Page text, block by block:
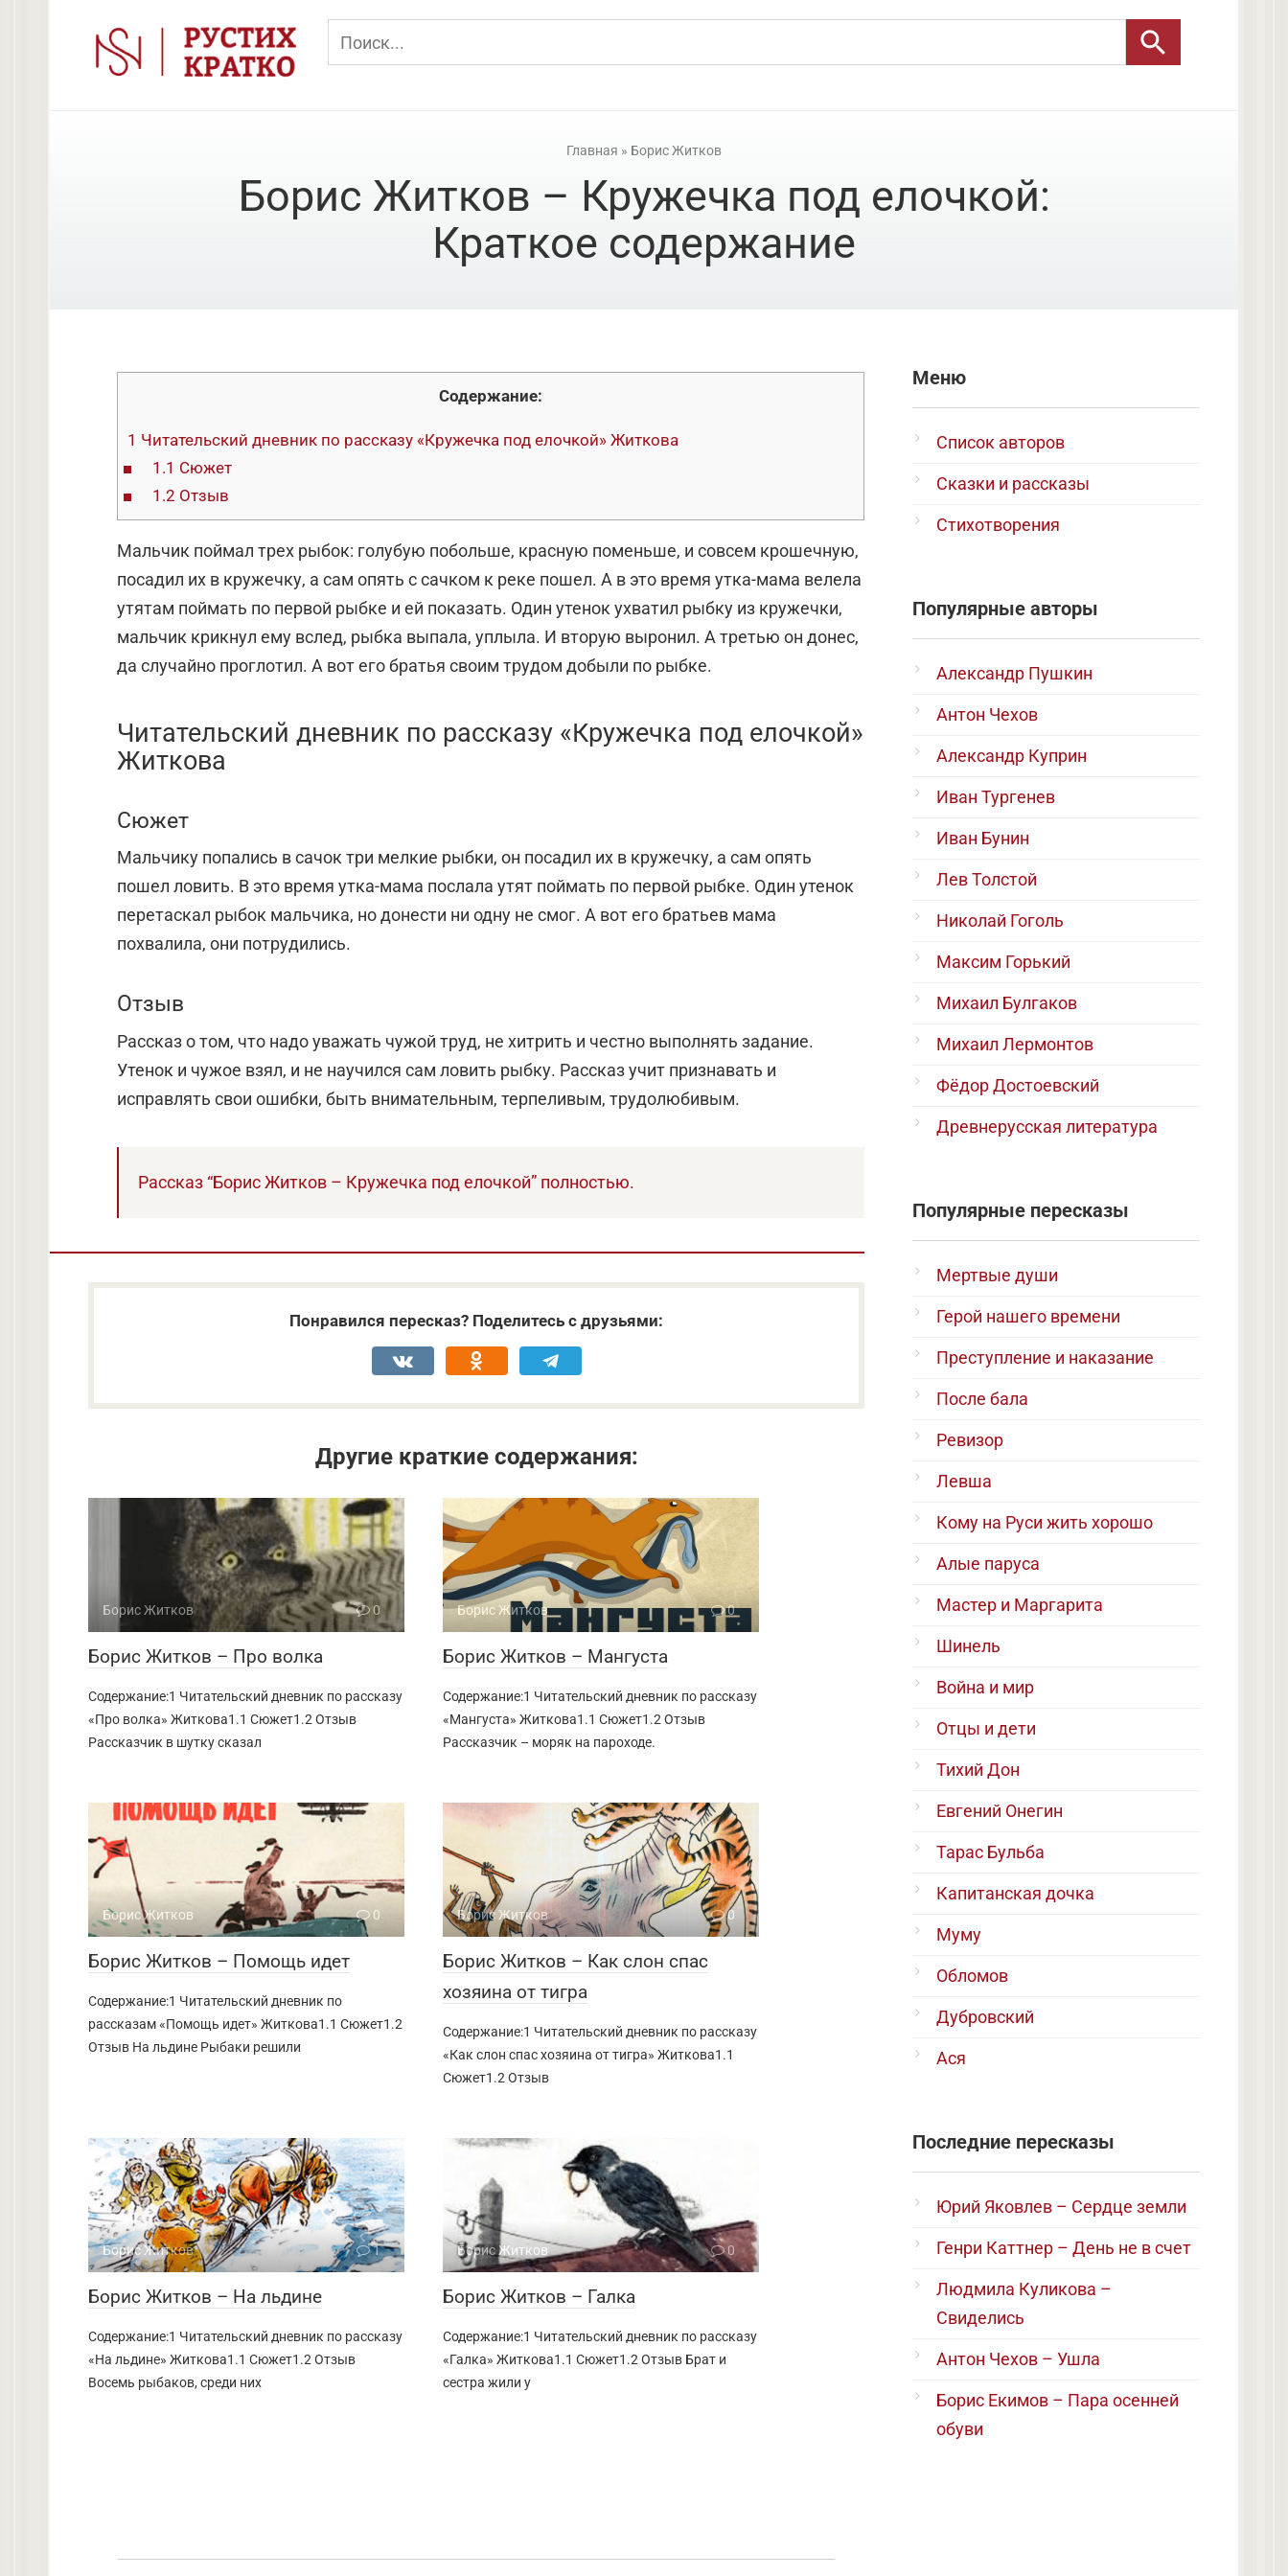
Главная » Борис Житков
Борис Житков – Кружечка под елочкой:
Краткое содержание
Содержание:
1 Читательский дневник по рассказу «Кружечка под елочкой» Житкова
1.1 Сюжет
1.2 Отзыв
Мальчик поймал трех рыбок: голубую побольше, красную поменьше, и совсем крошечную,
посадил их в кружечку, а сам опять с сачком к реке пошел. А в это время утка-мама велела
утятам поймать по первой рыбке и ей показать. Один утенок ухватил рыбку из кружечки,
мальчик крикнул ему вслед, рыбка выпала, уплыла. И вторую выронил. А третью он донес,
да случайно проглотил. А вот его братья своим трудом добыли по рыбке.
Читательский дневник по рассказу «Кружечка под елочкой»
Житкова
Сюжет
Мальчику попались в сачок три мелкие рыбки, он посадил их в кружечку, а сам опять
пошел ловить. В это время утка-мама послала утят поймать по первой рыбке. Один утенок
перетаскал рыбок мальчика, но донести ни одну не смог. А вот его братьев мама
похвалила, они потрудились.
Отзыв
Рассказ о том, что надо уважать чужой труд, не хитрить и честно выполнять задание.
Утенок и чужое взял, и не научился сам ловить рыбку. Рассказ учит признавать и
исправлять свои ошибки, быть внимательным, терпеливым, трудолюбивым.
Рассказ “Борис Житков – Кружечка под елочкой” полностью.
Понравился пересказ? Поделитесь с друзьями:
Другие краткие содержания:
Борис Житков 0
Борис Житков – Про волка
Содержание:1 Читательский дневник по рассказу
«Про волка» Житкова1.1 Сюжет1.2 Отзыв
Рассказчик в шутку сказал
Борис Житков 0
Борис Житков – Мангуста
Содержание:1 Читательский дневник по рассказу
«Мангуста» Житкова1.1 Сюжет1.2 Отзыв
Рассказчик – моряк на пароходе.
Борис Житков 0
Борис Житков – Помощь идет
Содержание:1 Читательский дневник по
рассказам «Помощь идет» Житкова1.1 Сюжет1.2
Отзыв На льдине Рыбаки решили
Борис Житков 0
Борис Житков – Как слон спас
хозяина от тигра
Содержание:1 Читательский дневник по рассказу
«Как слон спас хозяина от тигра» Житкова1.1
Сюжет1.2 Отзыв
Борис Житков 1
Борис Житков – На льдине
Содержание:1 Читательский дневник по рассказу
«На льдине» Житкова1.1 Сюжет1.2 Отзыв
Восемь рыбаков, среди них
Борис Житков 0
Борис Житков – Галка
Содержание:1 Читательский дневник по рассказу
«Галка» Житкова1.1 Сюжет1.2 Отзыв Брат и
сестра жили у
Меню
Список авторов
Сказки и рассказы
Стихотворения
Популярные авторы
Александр Пушкин
Антон Чехов
Александр Куприн
Иван Тургенев
Иван Бунин
Лев Толстой
Николай Гоголь
Максим Горький
Михаил Булгаков
Михаил Лермонтов
Фёдор Достоевский
Древнерусская литература
Популярные пересказы
Мертвые души
Герой нашего времени
Преступление и наказание
После бала
Ревизор
Левша
Кому на Руси жить хорошо
Алые паруса
Мастер и Маргарита
Шинель
Война и мир
Отцы и дети
Тихий Дон
Евгений Онегин
Тарас Бульба
Капитанская дочка
Муму
Обломов
Дубровский
Ася
Последние пересказы
Юрий Яковлев – Сердце земли
Генри Каттнер – День не в счет
Людмила Куликова –
Свиделись
Антон Чехов – Ушла
Борис Екимов – Пара осенней
обуви